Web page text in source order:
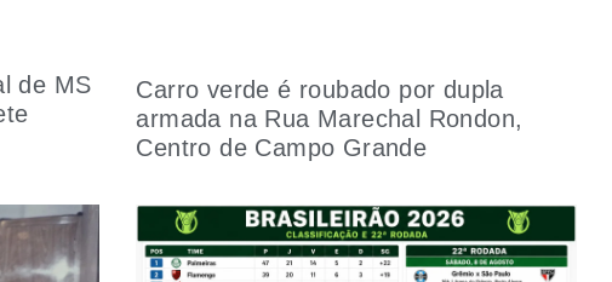
de MS
Carro verde é roubado por dupla
armada na Rua Marechal Rondon,
Centro de Campo Grande